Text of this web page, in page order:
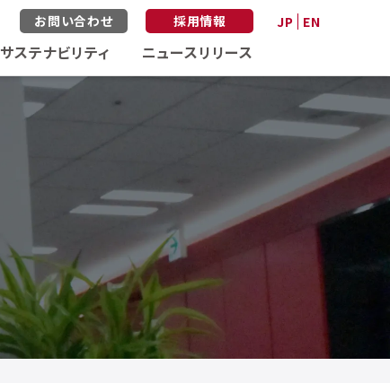
お問い合わせ 採用情報 JP EN
サステナビリティ ニュースリリース